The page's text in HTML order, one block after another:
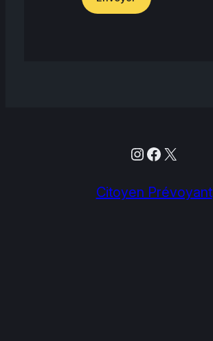
Instagram
Facebook
X
Citoyen Prévoyant